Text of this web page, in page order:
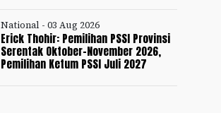
National - 03 Aug 2026
Erick Thohir: Pemilihan PSSI Provinsi
Serentak Oktober-November 2026,
Pemilihan Ketum PSSI Juli 2027